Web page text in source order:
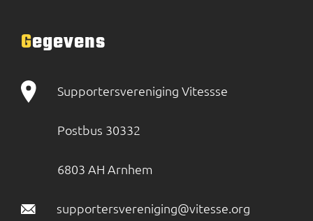
Gegevens
Supportersvereniging Vitessse
Postbus 30332
6803 AH Arnhem
supportersvereniging@vitesse.org